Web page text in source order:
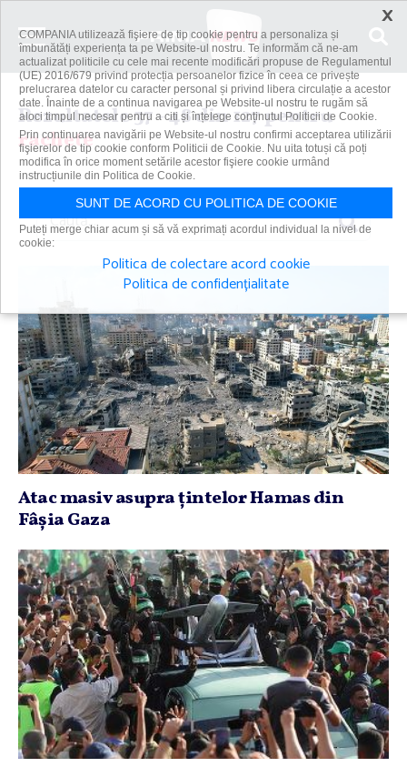
Rezultatele 37 - 48 din 127 pentru
rachete
Caută
Atac masiv asupra ţintelor Hamas din
Fâşia Gaza
×
COMPANIA utilizează fişiere de tip cookie pentru a personaliza și
îmbunătăți experiența ta pe Website-ul nostru. Te informăm că ne-am
actualizat politicile cu cele mai recente modificări propuse de Regulamentul
(UE) 2016/679 privind protecția persoanelor fizice în ceea ce privește
prelucrarea datelor cu caracter personal și privind libera circulație a acestor
date. Înainte de a continua navigarea pe Website-ul nostru te rugăm să
aloci timpul necesar pentru a citi și înțelege conținutul Politicii de Cookie.
Prin continuarea navigării pe Website-ul nostru confirmi acceptarea utilizării
fişierelor de tip cookie conform Politicii de Cookie. Nu uita totuși că poți
modifica în orice moment setările acestor fişiere cookie urmând
instrucțiunile din Politica de Cookie.
SUNT DE ACORD CU POLITICA DE COOKIE
Puteți merge chiar acum și să vă exprimați acordul individual la nivel de
cookie:
Politica de colectare acord cookie
Politica de confidențialitate